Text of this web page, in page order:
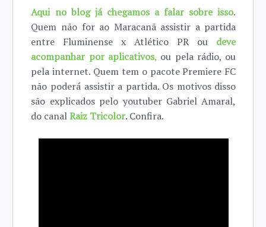
Aqui no blog já chegamos a falar sobre isso.
Quem não for ao Maracanã assistir a partida
entre Fluminense x Atlético PR ou deve
acompanhar por aplicativos, ou pela rádio, ou
pela internet. Quem tem o pacote Premiere FC
não poderá assistir a partida. Os motivos disso
são explicados pelo youtuber Gabriel Amaral,
do canalRaiz Tricolor. Confira.